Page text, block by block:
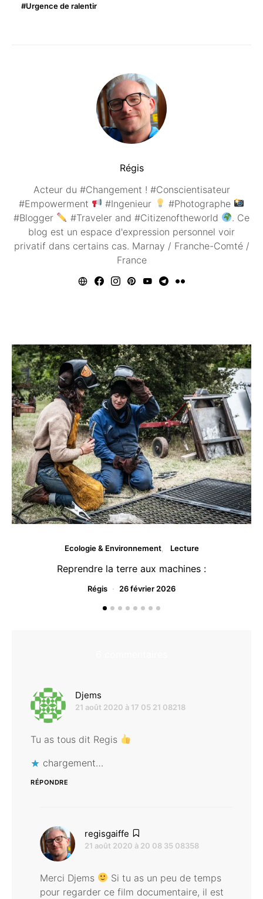
Urgence de ralentir
Régis
Acteur du #Changement ! #Conscientisateur
#Empowerment
#Ingenieur
#Photographe
#Blogger
#Traveler and #Citizenoftheworld
. Ce
blog est un espace d'expression personnel voir
privatif dans certains cas. Marnay / Franche-Comté /
France
Ecologie & Environnement Lecture
Reprendre la terre aux machines :
Régis 26 février 2026
Djems
21 août 2020 à 17 05 21 08218
Tu as tous dit Regis
chargement…
RÉPONDRE
regisgaiffe
21 août 2020 à 20 08 35 08358
Merci Djems
Si tu as un peu de temps
pour regarder ce film documentaire, il est